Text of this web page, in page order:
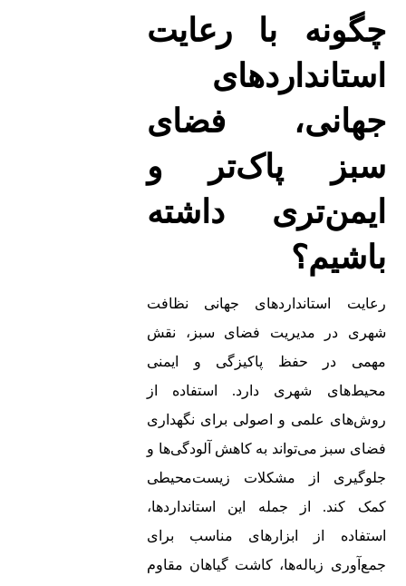
چگونه با رعایت
استانداردهای
جهانی، فضای
سبز پاک‌تر و
ایمن‌تری داشته
باشیم؟
رعایت استانداردهای جهانی نظافت
شهری در مدیریت فضای سبز، نقش
مهمی در حفظ پاکیزگی و ایمنی
محیط‌های شهری دارد. استفاده از
روش‌های علمی و اصولی برای نگهداری
فضای سبز می‌تواند به کاهش آلودگی‌ها و
جلوگیری از مشکلات زیست‌محیطی
کمک کند. از جمله این استانداردها،
استفاده از ابزارهای مناسب برای
جمع‌آوری زباله‌ها، کاشت گیاهان مقاوم